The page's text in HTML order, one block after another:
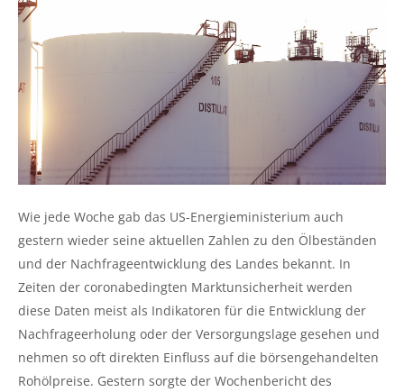
Wie jede Woche gab das US-Energieministerium auch
gestern wieder seine aktuellen Zahlen zu den Ölbeständen
und der Nachfrageentwicklung des Landes bekannt. In
Zeiten der coronabedingten Marktunsicherheit werden
diese Daten meist als Indikatoren für die Entwicklung der
Nachfrageerholung oder der Versorgungslage gesehen und
nehmen so oft direkten Einfluss auf die börsengehandelten
Rohölpreise. Gestern sorgte der Wochenbericht des